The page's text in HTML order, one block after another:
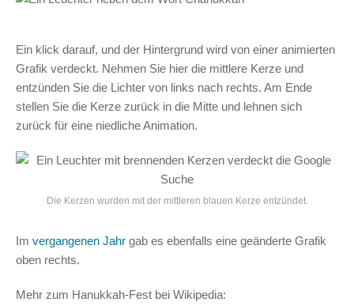
Ein klick darauf, und der Hintergrund wird von einer animierten
Grafik verdeckt. Nehmen Sie hier die mittlere Kerze und
entzünden Sie die Lichter von links nach rechts. Am Ende
stellen Sie die Kerze zurück in die Mitte und lehnen sich
zurück für eine niedliche Animation.
Die Kerzen wurden mit der mittleren blauen Kerze entzündet.
Im vergangenen Jahr gab es ebenfalls eine geänderte Grafik
oben rechts.
Mehr zum Hanukkah-Fest bei Wikipedia: